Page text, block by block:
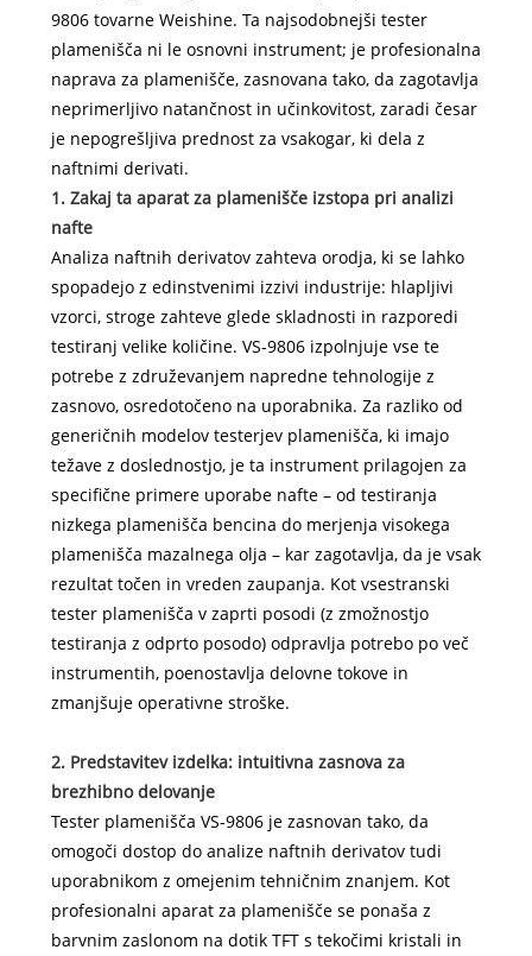
9806 tovarne Weishine. Ta najsodobnejši tester
plamenišča ni le osnovni instrument; je profesionalna
naprava za plamenišče, zasnovana tako, da zagotavlja
neprimerljivo natančnost in učinkovitost, zaradi česar
je nepogrešljiva prednost za vsakogar, ki dela z
naftnimi derivati.
1. Zakaj ta aparat za plamenišče izstopa pri analizi
nafte
Analiza naftnih derivatov zahteva orodja, ki se lahko
spopadejo z edinstvenimi izzivi industrije: hlapljivi
vzorci, stroge zahteve glede skladnosti in razporedi
testiranj velike količine. VS-9806 izpolnjuje vse te
potrebe z združevanjem napredne tehnologije z
zasnovo, osredotočeno na uporabnika. Za razliko od
generičnih modelov testerjev plamenišča, ki imajo
težave z doslednostjo, je ta instrument prilagojen za
specifične primere uporabe nafte – od testiranja
nizkega plamenišča bencina do merjenja visokega
plamenišča mazalnega olja – kar zagotavlja, da je vsak
rezultat točen in vreden zaupanja. Kot vsestranski
tester plamenišča v zaprti posodi (z zmožnostjo
testiranja z odprto posodo) odpravlja potrebo po več
instrumentih, poenostavlja delovne tokove in
zmanjšuje operativne stroške.
2. Predstavitev izdelka: intuitivna zasnova za
brezhibno delovanje
Tester plamenišča VS-9806 je zasnovan tako, da
omogoči dostop do analize naftnih derivatov tudi
uporabnikom z omejenim tehničnim znanjem. Kot
profesionalni aparat za plamenišče se ponaša z
barvnim zaslonom na dotik TFT s tekočimi kristali in